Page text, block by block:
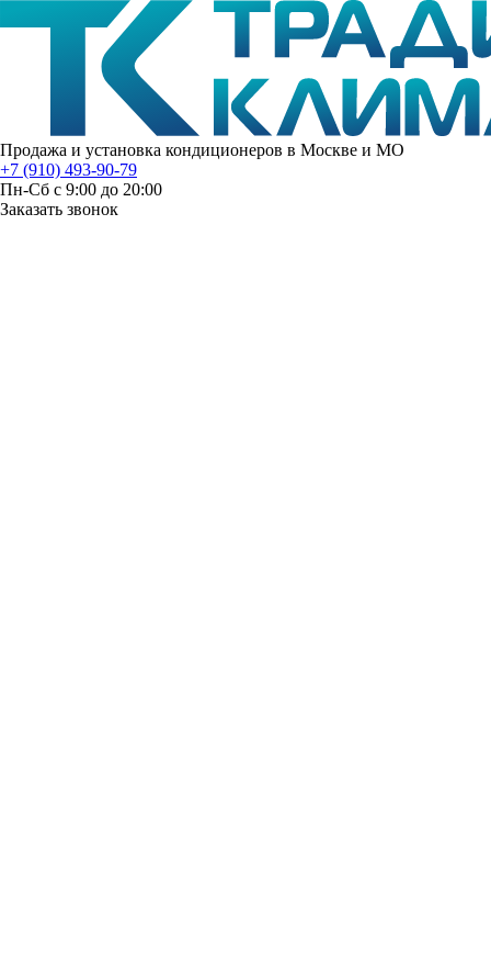
Продажа и установка кондиционеров в Москве и МО
+7 (910) 493-90-79
Пн-Сб с 9:00 до 20:00
Заказать звонок